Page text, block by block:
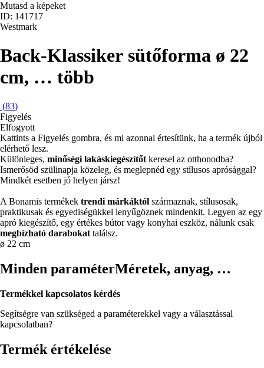
Mutasd a képeket
ID: 141717
Westmark
Back-Klassiker sütőforma ø 22
cm, … több
(83)
Figyelés
Elfogyott
Kattints a Figyelés gombra, és mi azonnal értesítünk, ha a termék újból
elérhető lesz.
Különleges, minőségi lakáskiegészítőt keresel az otthonodba?
Ismerősöd szülinapja közeleg, és meglepnéd egy stílusos aprósággal?
Mindkét esetben jó helyen jársz!
A Bonamis termékek trendi márkáktól származnak, stílusosak,
praktikusak és egyediségükkel lenyűgöznek mindenkit. Legyen az egy
apró kiegészítő, egy értékes bútor vagy konyhai eszköz, nálunk csak
megbízható darabokat találsz.
ø 22 cm
Minden paraméterMéretek, anyag, …
Termékkel kapcsolatos kérdés
Segítségre van szükséged a paraméterekkel vagy a választással
kapcsolatban?
Termék értékelése